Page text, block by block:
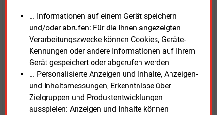
... Informationen auf einem Gerät speichern
und/oder abrufen: Für die Ihnen angezeigten
Verarbeitungszwecke können Cookies, Geräte-
Kennungen oder andere Informationen auf Ihrem
Gerät gespeichert oder abgerufen werden.
... Personalisierte Anzeigen und Inhalte, Anzeigen-
und Inhaltsmessungen, Erkenntnisse über
Zielgruppen und Produktentwicklungen
ausspielen: Anzeigen und Inhalte können
Energieinfrastruktur.
Zugleich forderte sie, zusätzliche Bürokratie zu
vermeiden und nationale sowie regionale
Besonderheiten bei der europäischen Netzplanung
stärker zu berücksichtigen. Aus Sicht des Verbandes
müssten zudem die Regelungen zur Beschleunigung
von Genehmigungsverfahren über verschiedene
Rechtsakte hinweg einheitlich und praxistauglich